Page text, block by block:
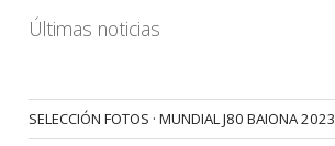
Últimas noticias
SELECCIÓN FOTOS · MUNDIAL J80 BAIONA 2023